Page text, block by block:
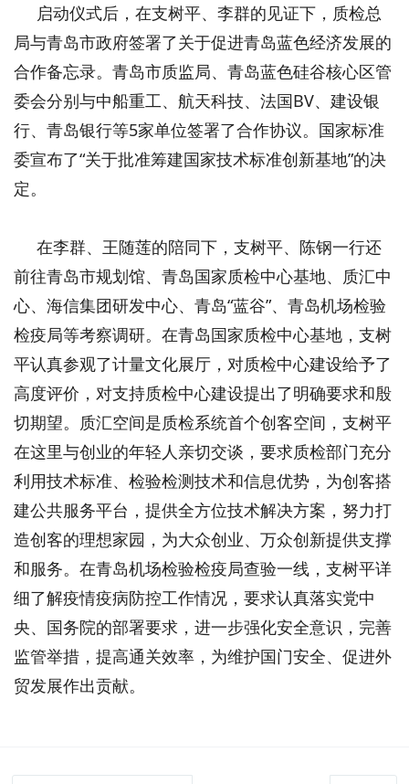
启动仪式后，在支树平、李群的见证下，质检总
局与青岛市政府签署了关于促进青岛蓝色经济发展的
合作备忘录。青岛市质监局、青岛蓝色硅谷核心区管
委会分别与中船重工、航天科技、法国BV、建设银
行、青岛银行等5家单位签署了合作协议。国家标准
委宣布了“关于批准筹建国家技术标准创新基地”的决
定。
在李群、王随莲的陪同下，支树平、陈钢一行还
前往青岛市规划馆、青岛国家质检中心基地、质汇中
心、海信集团研发中心、青岛“蓝谷”、青岛机场检验
检疫局等考察调研。在青岛国家质检中心基地，支树
平认真参观了计量文化展厅，对质检中心建设给予了
高度评价，对支持质检中心建设提出了明确要求和殷
切期望。质汇空间是质检系统首个创客空间，支树平
在这里与创业的年轻人亲切交谈，要求质检部门充分
利用技术标准、检验检测技术和信息优势，为创客搭
建公共服务平台，提供全方位技术解决方案，努力打
造创客的理想家园，为大众创业、万众创新提供支撑
和服务。在青岛机场检验检疫局查验一线，支树平详
细了解疫情疫病防控工作情况，要求认真落实党中
央、国务院的部署要求，进一步强化安全意识，完善
监管举措，提高通关效率，为维护国门安全、促进外
贸发展作出贡献。